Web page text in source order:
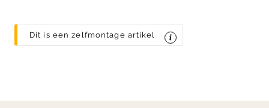
Dit is een zelfmontage artikel